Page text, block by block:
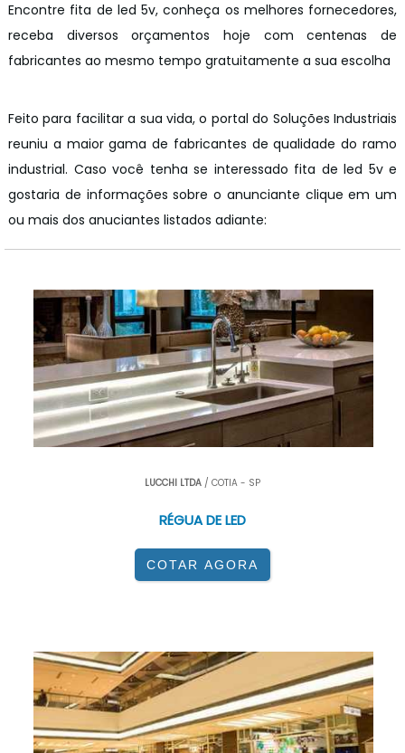
Encontre fita de led 5v, conheça os melhores fornecedores,
receba diversos orçamentos hoje com centenas de
fabricantes ao mesmo tempo gratuitamente a sua escolha
Feito para facilitar a sua vida, o portal do Soluções Industriais
reuniu a maior gama de fabricantes de qualidade do ramo
industrial. Caso você tenha se interessado fita de led 5v e
gostaria de informações sobre o anunciante clique em um
ou mais dos anuciantes listados adiante:
LUCCHI LTDA / COTIA - SP
RÉGUA DE LED
COTAR AGORA